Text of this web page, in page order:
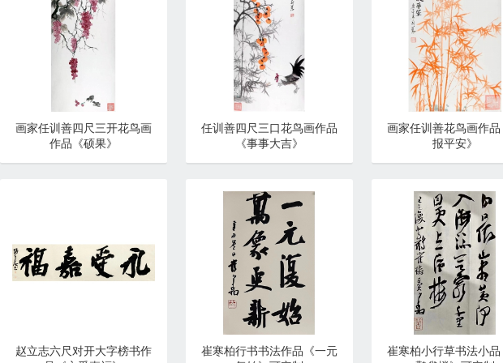
画家任训善四尺三开花鸟画
作品《硕果》
任训善四尺三口花鸟画作品
《事事大吉》
画家任训善花鸟画作
报平安》
赵立志六尺对开大字榜书作
崔寒柏行书书法作品《一元
崔寒柏小行草书法小品